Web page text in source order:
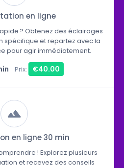
en ligne
? Obtenez des éclairages
spécifique et repartez avec la
pour agir immédiatement.
Prix: €40.00
en ligne 30 min
! Explorez plusieurs
et recevez des conseils